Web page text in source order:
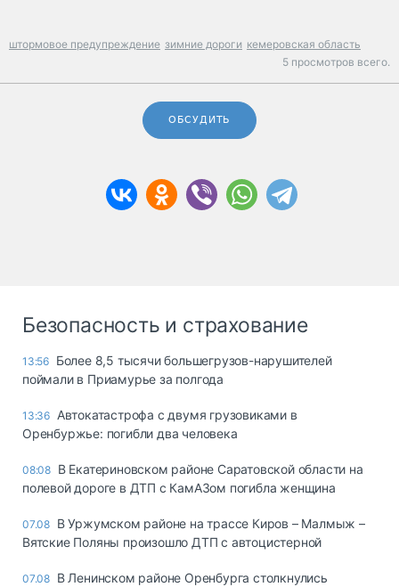
штормовое предупреждение зимние дороги кемеровская область
5 просмотров всего.
ОБСУДИТЬ
Безопасность и страхование
13:56 Более 8,5 тысячи большегрузов-нарушителей
поймали в Приамурье за полгода
13:36 Автокатастрофа с двумя грузовиками в
Оренбуржье: погибли два человека
08:08 В Екатериновском районе Саратовской области на
полевой дороге в ДТП с КамАЗом погибла женщина
07.08 В Уржумском районе на трассе Киров – Малмыж –
Вятские Поляны произошло ДТП с автоцистерной
07.08 В Ленинском районе Оренбурга столкнулись